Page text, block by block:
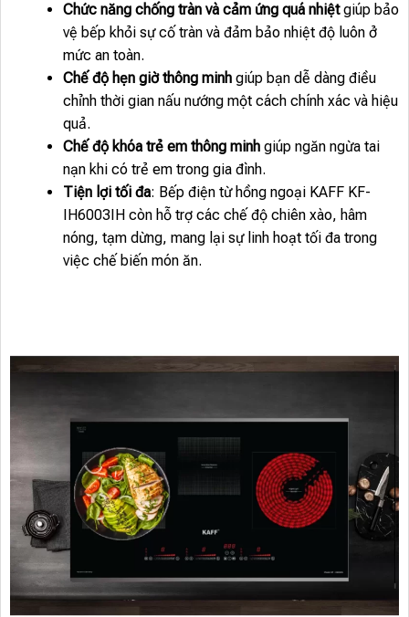
Chức năng chống tràn và cảm ứng quá nhiệtgiúp bảo
vệ bếp khỏi sự cố tràn và đảm bảo nhiệt độ luôn ở
mức an toàn.
Chế độ hẹn giờ thông minhgiúp bạn dễ dàng điều
chỉnh thời gian nấu nướng một cách chính xác và hiệu
quả.
Chế độ khóa trẻ em thông minhgiúp ngăn ngừa tai
nạn khi có trẻ em trong gia đình.
Tiện lợi tối đa: Bếp điện từ hồng ngoại KAFF KF-
IH6003IH còn hỗ trợ các chế độ chiên xào, hâm
nóng, tạm dừng, mang lại sự linh hoạt tối đa trong
việc chế biến món ăn.